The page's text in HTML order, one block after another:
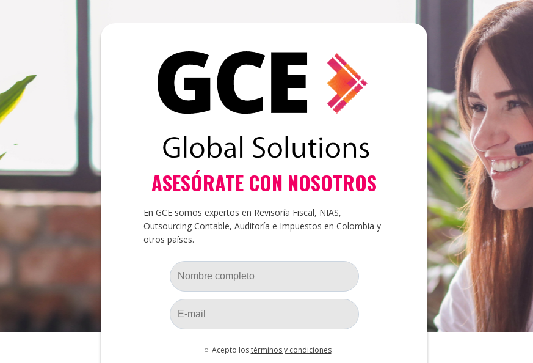
ASESÓRATE CON NOSOTROS
En GCE somos expertos en Revisoría Fiscal, NIAS,
Outsourcing Contable, Auditoría e Impuestos en Colombia y
otros países.
Acepto lostérminos y condiciones